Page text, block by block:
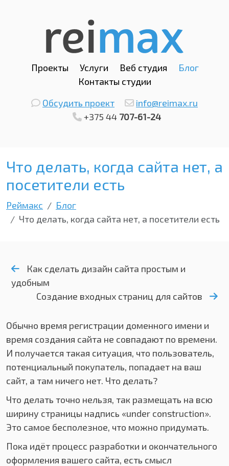
Проекты Услуги Веб студия
Блог
Контакты студии
Обсудить проект
info@reimax.ru
+375 44 707-61-24
Что делать, когда сайта нет, а
посетители есть
Реймакс
Блог
Что делать, когда сайта нет, а посетители есть
Как сделать дизайн сайта простым и
удобным
Создание входных страниц для сайтов
Обычно время регистрации доменного имени и
время создания сайта не совпадают по времени.
И получается такая ситуация, что пользователь,
потенциальный покупатель, попадает на ваш
сайт, а там ничего нет. Что делать?
Что делать точно нельзя, так размещать на всю
ширину страницы надпись «under construction».
Это самое бесполезное, что можно придумать.
Пока идёт процесс разработки и окончательного
оформления вашего сайта, есть смысл